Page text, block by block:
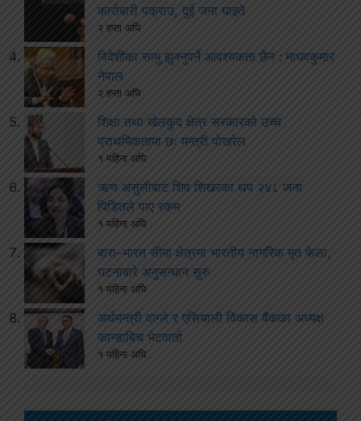
कारोबारी पक्राउ, दुई जना घाइते
२ हप्ता अघि
विदेशीका सामु झुक्नुपर्ने आवश्यकता छैन : माधवकुमार
नेपाल
२ हप्ता अघि
शिक्षा तथा खेलकुद क्षेत्र सरकारको उच्च
प्राथमिकतामा छः मन्त्री पोखरेल
१ महिना अघि
ऋण असुलीबाट शिव शिखरका थप २४८ जना
पिडितले पाए रकम
१ महिना अघि
बारा–भारत सीमा क्षेत्रमा भारतीय नागरिक मृत फेला,
घटनाबारे अनुसन्धान सुरु
१ महिना अघि
अर्थमन्त्री वाग्ले र एसियाली विकास बैंकका अध्यक्ष
कान्डाबिच भेटवार्ता
१ महिना अघि